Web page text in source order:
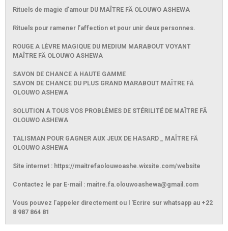
Rituels de magie d'amour DU MAÎTRE FÄ OLOUWO ASHEWA
Rituels pour ramener l’affection et pour unir deux personnes.
ROUGE A LÈVRE MAGIQUE DU MEDIUM MARABOUT VOYANT
MAÎTRE FÄ OLOUWO ASHEWA
SAVON DE CHANCE A HAUTE GAMME
SAVON DE CHANCE DU PLUS GRAND MARABOUT MAÎTRE FÄ
OLOUWO ASHEWA
SOLUTION A TOUS VOS PROBLÈMES DE STÉRILITÉ DE MAÎTRE FÄ
OLOUWO ASHEWA
TALISMAN POUR GAGNER AUX JEUX DE HASARD _ MAÎTRE FÄ
OLOUWO ASHEWA
Site internet : https://maitrefaolouwoashe.wixsite.com/website
Contactez le par E-mail : maitre.fa.olouwoashewa@gmail.com
Vous pouvez l'appeler directement ou l 'Ecrire sur whatsapp au +22
8 987 864 81